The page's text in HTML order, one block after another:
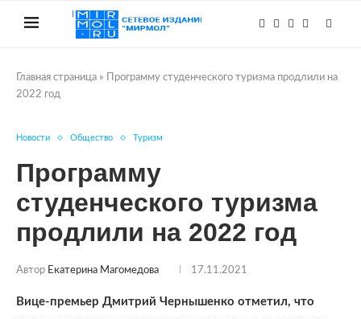
Главная страница »
Программу студенческого туризма продлили на
2022 год
Новости Общество Туризм
Программу
студенческого туризма
продлили на 2022 год
Автор Екатерина Магомедова 17.11.2021
Вице-премьер Дмитрий Чернышенко отметил, что